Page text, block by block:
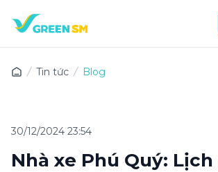
Tin tức Blog
30/12/2024 23:54
Nhà xe Phú Quý: